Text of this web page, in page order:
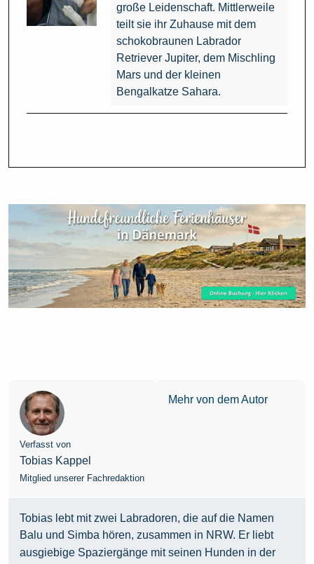
große Leidenschaft. Mittlerweile
teilt sie ihr Zuhause mit dem
schokobraunen Labrador
Retriever Jupiter, dem Mischling
Mars und der kleinen
Bengalkatze Sahara.
Verfasst von
Tobias Kappel
Mitglied unserer Fachredaktion
Mehr von dem Autor
Tobias lebt mit zwei Labradoren, die auf die Namen
Balu und Simba hören, zusammen in NRW. Er liebt
ausgiebige Spaziergänge mit seinen Hunden in der